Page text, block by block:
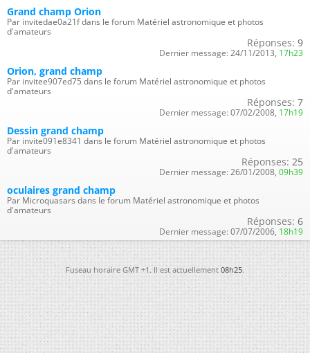
Grand champ Orion
Par invitedae0a21f dans le forum Matériel astronomique et photos
d'amateurs
Réponses: 9
Dernier message: 24/11/2013, 17h23
Orion, grand champ
Par invitee907ed75 dans le forum Matériel astronomique et photos
d'amateurs
Réponses: 7
Dernier message: 07/02/2008, 17h19
Dessin grand champ
Par invite091e8341 dans le forum Matériel astronomique et photos
d'amateurs
Réponses: 25
Dernier message: 26/01/2008, 09h39
oculaires grand champ
Par Microquasars dans le forum Matériel astronomique et photos
d'amateurs
Réponses: 6
Dernier message: 07/07/2006, 18h19
Fuseau horaire GMT +1. Il est actuellement08h25.